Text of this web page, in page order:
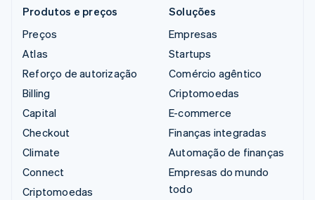
Produtos e preços
Preços
Atlas
Reforço de autorização
Billing
Capital
Checkout
Climate
Connect
Criptomoedas
Soluções
Empresas
Startups
Comércio agêntico
Criptomoedas
E-commerce
Finanças integradas
Automação de finanças
Empresas do mundo
todo